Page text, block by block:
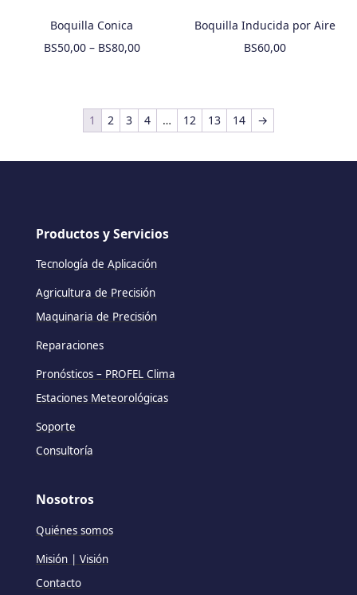
Boquilla Conica
BS50,00– BS80,00
Boquilla Inducida por Aire
BS60,00
1 2 3 4 … 12 13 14 →
Productos y Servicios
Tecnología de Aplicación
Agricultura de Precisión
Maquinaria de Precisión
Reparaciones
Pronósticos – PROFEL Clima
Estaciones Meteorológicas
Soporte
Consultoría
Nosotros
Quiénes somos
Misión | Visión
Contacto